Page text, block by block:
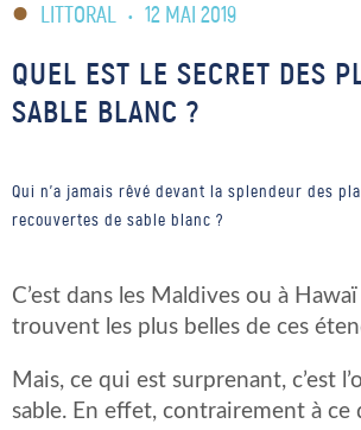
LITTORAL • 12 MAI 2019
QUEL EST LE SECRET DES
SABLE BLANC ?
Qui n'a jamais rêvé devant la splendeur des
recouvertes de sable blanc ?
C’est dans les Maldives ou à
trouvent les plus belles de ces
Mais, ce qui est surprenant, c’est
sable. En effet, contrairement à ce